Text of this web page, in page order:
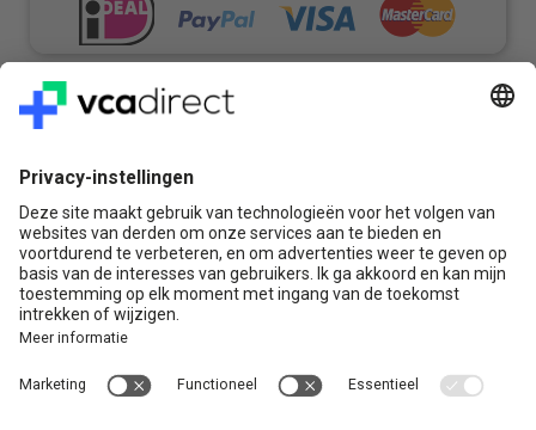
Vragen? Bel ons gerust:
+31(0)85 0719 500
of stuur ons een e-mail
Contact
Louis Braillelaan 80
2719 EK Zoetermeer